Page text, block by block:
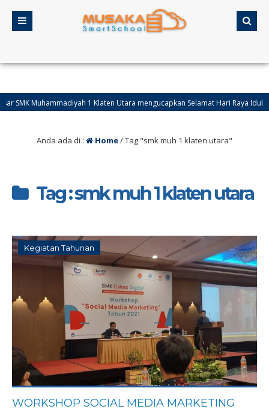
Muhammadiyah 1 Klaten Utara mengucapkan Selamat Hari Raya Idul Fitri
Anda ada di : Home/Tag "smk muh 1 klaten utara"
Tag : smk muh 1 klaten utara
Kegiatan Tahunan
WORKSHOP SOCIAL MEDIA MARKETING